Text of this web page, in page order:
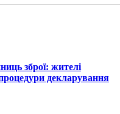
зброї: жителі
декларування